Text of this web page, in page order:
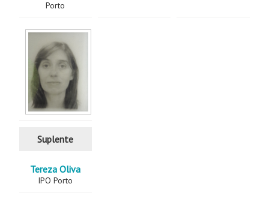
Porto
Suplente
Tereza Oliva
IPO Porto